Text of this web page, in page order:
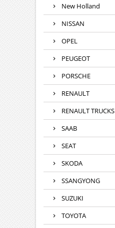
New Holland
NISSAN
OPEL
PEUGEOT
PORSCHE
RENAULT
RENAULT TRUCKS
SAAB
SEAT
SKODA
SSANGYONG
SUZUKI
TOYOTA